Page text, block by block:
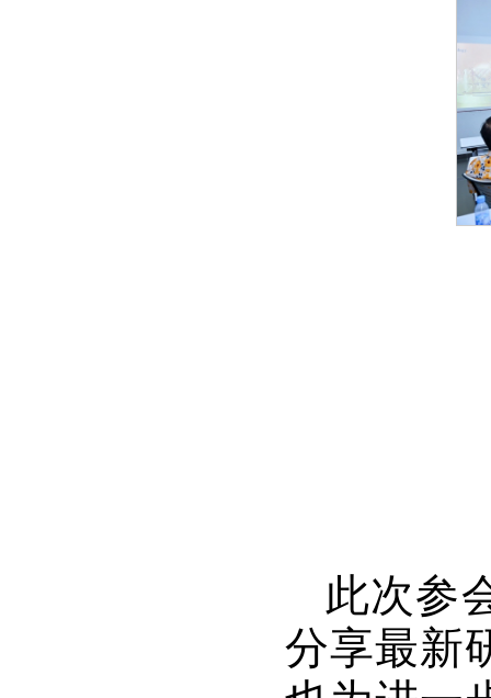
此次参
分享最新